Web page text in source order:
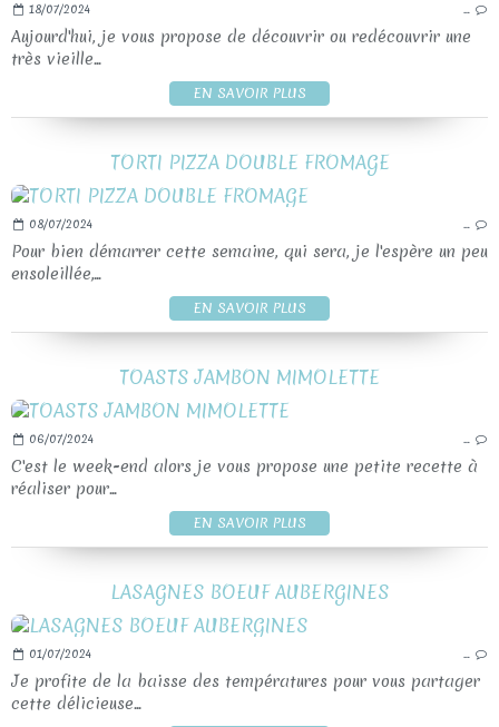
18/07/2024 …
Aujourd'hui, je vous propose de découvrir ou redécouvrir une
très vieille...
EN SAVOIR PLUS
TORTI PIZZA DOUBLE FROMAGE
08/07/2024 …
Pour bien démarrer cette semaine, qui sera, je l'espère un peu
ensoleillée,...
EN SAVOIR PLUS
TOASTS JAMBON MIMOLETTE
06/07/2024 …
C'est le week-end alors je vous propose une petite recette à
réaliser pour...
EN SAVOIR PLUS
LASAGNES BOEUF AUBERGINES
01/07/2024 …
Je profite de la baisse des températures pour vous partager
cette délicieuse...